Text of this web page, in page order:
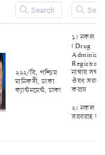
২২২/বি, পশ্চিম
মানিকদী, ঢাকা
ক্যান্টনমেন্ট, ঢাকা
১। নকল
(Drug
নাম্বার
ঔষধ
করায়
২। নকল
সরবরাহ